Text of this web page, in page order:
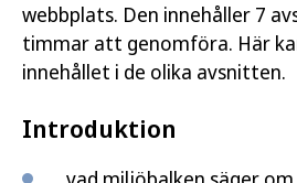
webbplats. Den innehåller 7
timmar att genomföra. Här
innehållet i de olika avsnitten.
Introduktion